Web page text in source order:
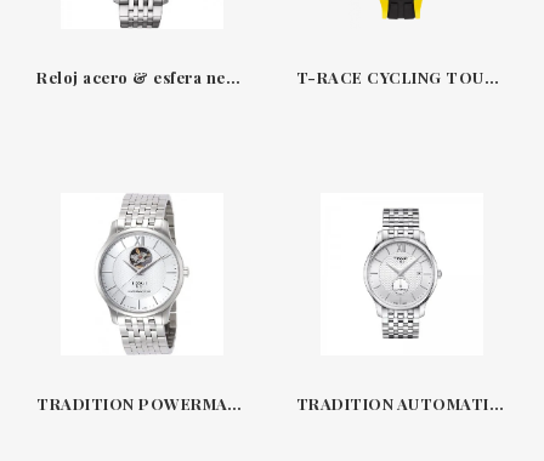
Reloj acero & esfera negra 39.50 mm automático Le Locle Tissot T-RACE CYCLING TOUR DE FRANCE 2019 SPECIAL EDITION TISSOT
TRADITION POWERMATIC 80 OPEN HEART TISSOT TRADITION AUTOMATIC SMALL SECOND TISSOT